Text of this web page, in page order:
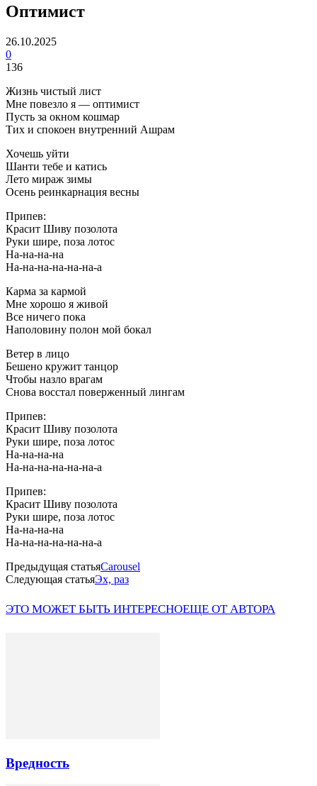
Оптимист
26.10.2025
0
136
Жизнь чистый лист
Мне повезло я — оптимист
Пусть за окном кошмар
Тих и спокоен внутренний Ашрам
Хочешь уйти
Шанти тебе и катись
Лето мираж зимы
Осень реинкарнация весны
Припев:
Красит Шиву позолота
Руки шире, поза лотос
На-на-на-на
На-на-на-на-на-на-а
Карма за кармой
Мне хорошо я живой
Все ничего пока
Наполовину полон мой бокал
Ветер в лицо
Бешено кружит танцор
Чтобы назло врагам
Снова восстал поверженный лингам
Припев:
Красит Шиву позолота
Руки шире, поза лотос
На-на-на-на
На-на-на-на-на-на-а
Припев:
Красит Шиву позолота
Руки шире, поза лотос
На-на-на-на
На-на-на-на-на-на-а
Предыдущая статьяCarousel
Следующая статьяЭх, раз
ЭТО МОЖЕТ БЫТЬ ИНТЕРЕСНОЕЩЕ ОТ АВТОРА
Вредность